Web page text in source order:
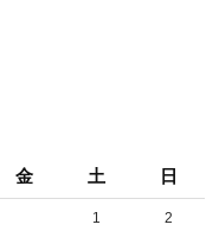
金 土 日
1 2